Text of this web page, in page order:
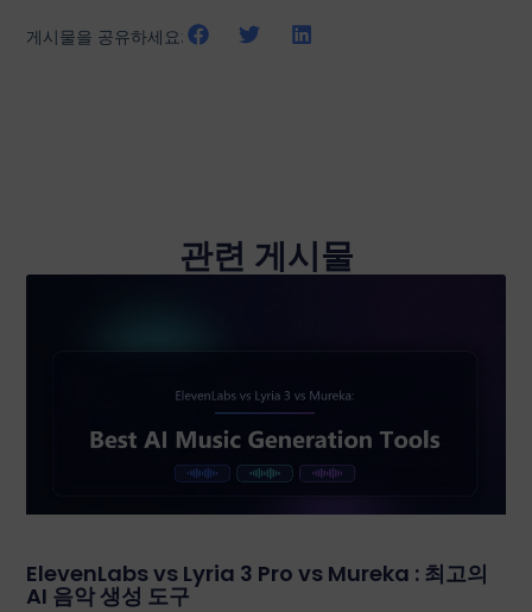
게시물을 공유하세요:
관련 게시물
ElevenLabs vs Lyria 3 Pro vs Mureka : 최고의
AI 음악 생성 도구